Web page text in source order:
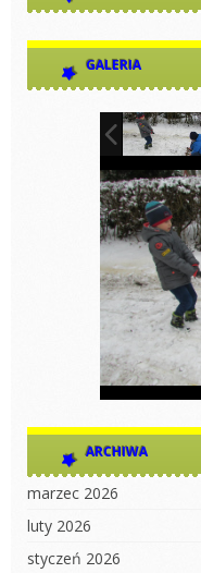
GALERIA
ARCHIWA
marzec 2026
luty 2026
styczeń 2026